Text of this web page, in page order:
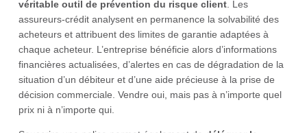
véritable outil de prévention du risque client . Les
assureurs-crédit analysent en permanence la solvabilité des
acheteurs et attribuent des limites de garantie adaptées à
chaque acheteur. L’entreprise bénéficie alors d’informations
financières actualisées, d’alertes en cas de dégradation de la
situation d’un débiteur et d’une aide précieuse à la prise de
décision commerciale. Vendre oui, mais pas à n’importe quel
prix ni à n’importe qui.